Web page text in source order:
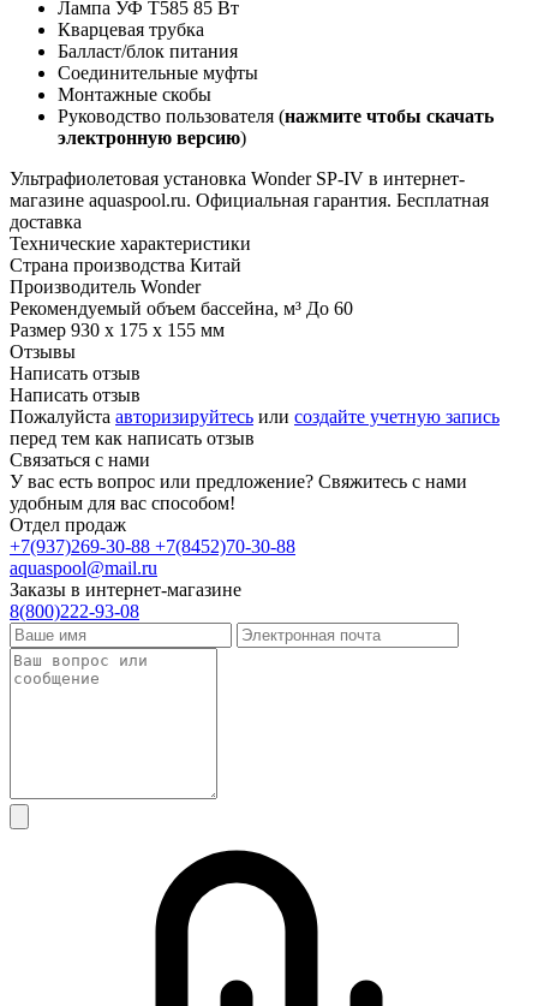
Лампа УФ Т585 85 Вт
Кварцевая трубка
Балласт/блок питания
Соединительные муфты
Монтажные скобы
Руководство пользователя (нажмите чтобы скачать
электронную версию)
Ультрафиолетовая установка Wonder SP-IV в интернет-
магазине aquaspool.ru. Официальная гарантия. Бесплатная
доставка
Технические характеристики
Страна производства Китай
Производитель Wonder
Рекомендуемый объем бассейна, м³ До 60
Размер 930 х 175 х 155 мм
Отзывы
Написать отзыв
Написать отзыв
Пожалуйста авторизируйтесь или создайте учетную запись
перед тем как написать отзыв
Связаться с нами
У вас есть вопрос или предложение? Свяжитесь с нами
удобным для вас способом!
Отдел продаж
+7(937)269-30-88 +7(8452)70-30-88
aquaspool@mail.ru
Заказы в интернет-магазине
8(800)222-93-08